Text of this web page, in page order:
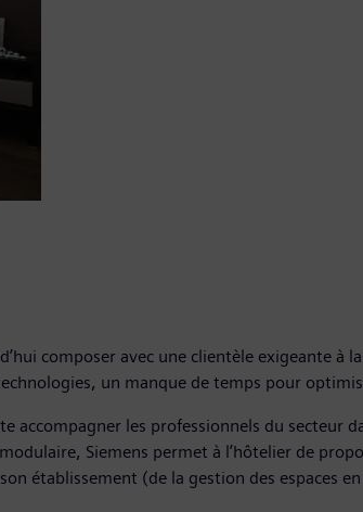
composer avec une clientèle exigeante à
un manque de temps pour
les professionnels du secteur
Siemens permet à l’hôtelier de
établissement (de la gestion des espaces